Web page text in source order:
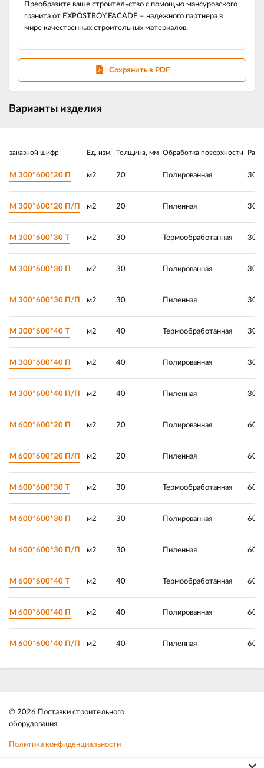
Преобразите ваше строительство с помощью мансуровского
гранита от EXPOSTROY FACADE – надежного партнера в
мире качественных строительных материалов.
Сохранить в PDF
Варианты изделия
заказной шифр Ед. изм. Толщина, мм Обработка поверхности
М 300*600*20 П м2 20 Полированная 300
М 300*600*20 П/П м2 20 Пиленная 300
М 300*600*30 Т м2 30 Термообработанная 300
М 300*600*30 П м2 30 Полированная 300
М 300*600*30 П/П м2 30 Пиленная 300
М 300*600*40 Т м2 40 Термообработанная 300
М 300*600*40 П м2 40 Полированная 300
М 300*600*40 П/П м2 40 Пиленная 300
М 600*600*20 П м2 20 Полированная 600
М 600*600*20 П/П м2 20 Пиленная 600
М 600*600*30 Т м2 30 Термообработанная 600
М 600*600*30 П м2 30 Полированная 600
М 600*600*30 П/П м2 30 Пиленная 600
М 600*600*40 Т м2 40 Термообработанная 600
М 600*600*40 П м2 40 Полированная 600
М 600*600*40 П/П м2 40 Пиленная 600
© 2026 Поставки строительного
оборудования
Политика конфиденциальности